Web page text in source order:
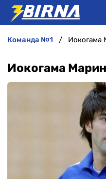
команда №1 Иокогама
Иокогама